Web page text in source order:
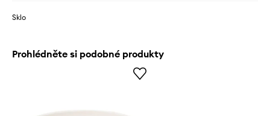
Sklo
Prohlédněte si podobné produkty